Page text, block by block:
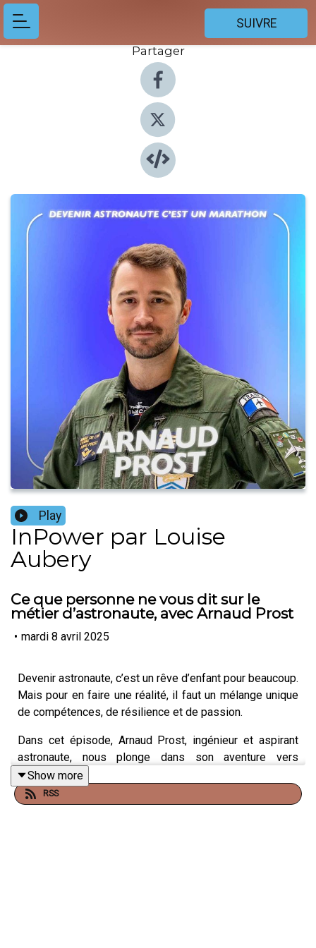
SUIVRE
Partager
Play
InPower par Louise
Aubery
Ce que personne ne vous dit sur le
métier d’astronaute, avec Arnaud Prost
• mardi 8 avril 2025
Devenir astronaute, c’est un rêve d’enfant pour beaucoup.
Mais pour en faire une réalité, il faut un mélange unique
de compétences, de résilience et de passion.
Dans cet épisode, Arnaud Prost, ingénieur et aspirant
astronaute, nous plonge dans son aventure vers
l’espace. De la sélection drastique de l’Agence Spatiale
Européenne (ESA) aux défis physiques et mentaux que
nécessite ce métier hors du commun, il nous partage
Show more
RSS